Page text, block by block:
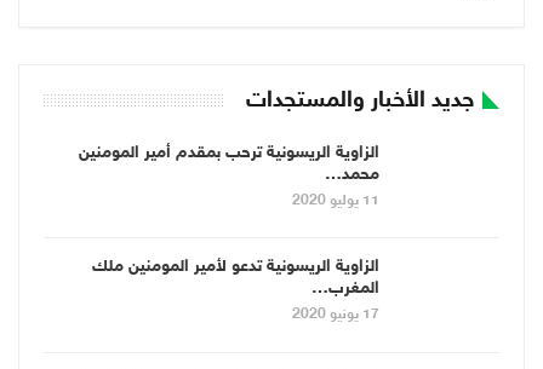
جديد الأخبار والمستجدات
الزاوية الريسونية ترحب بمقدم أمير المومنين
محمد…
11 يوليو 2020
الزاوية الريسونية تدعو لأمير المومنين ملك
المغرب…
17 يونيو 2020